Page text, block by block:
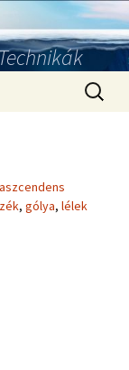
aszcendens
, gólya, lélek